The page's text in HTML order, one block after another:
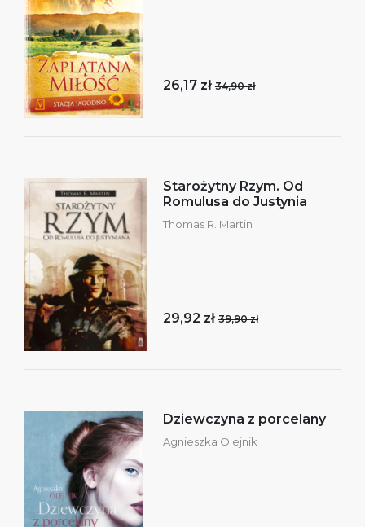
26,17 zł 34,90 zł
Starożytny Rzym. Od
Romulusa do Justynia
Thomas R. Martin
29,92 zł 39,90 zł
Dziewczyna z porcelany
Agnieszka Olejnik